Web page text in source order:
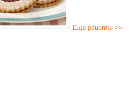
Еще рецепты >>